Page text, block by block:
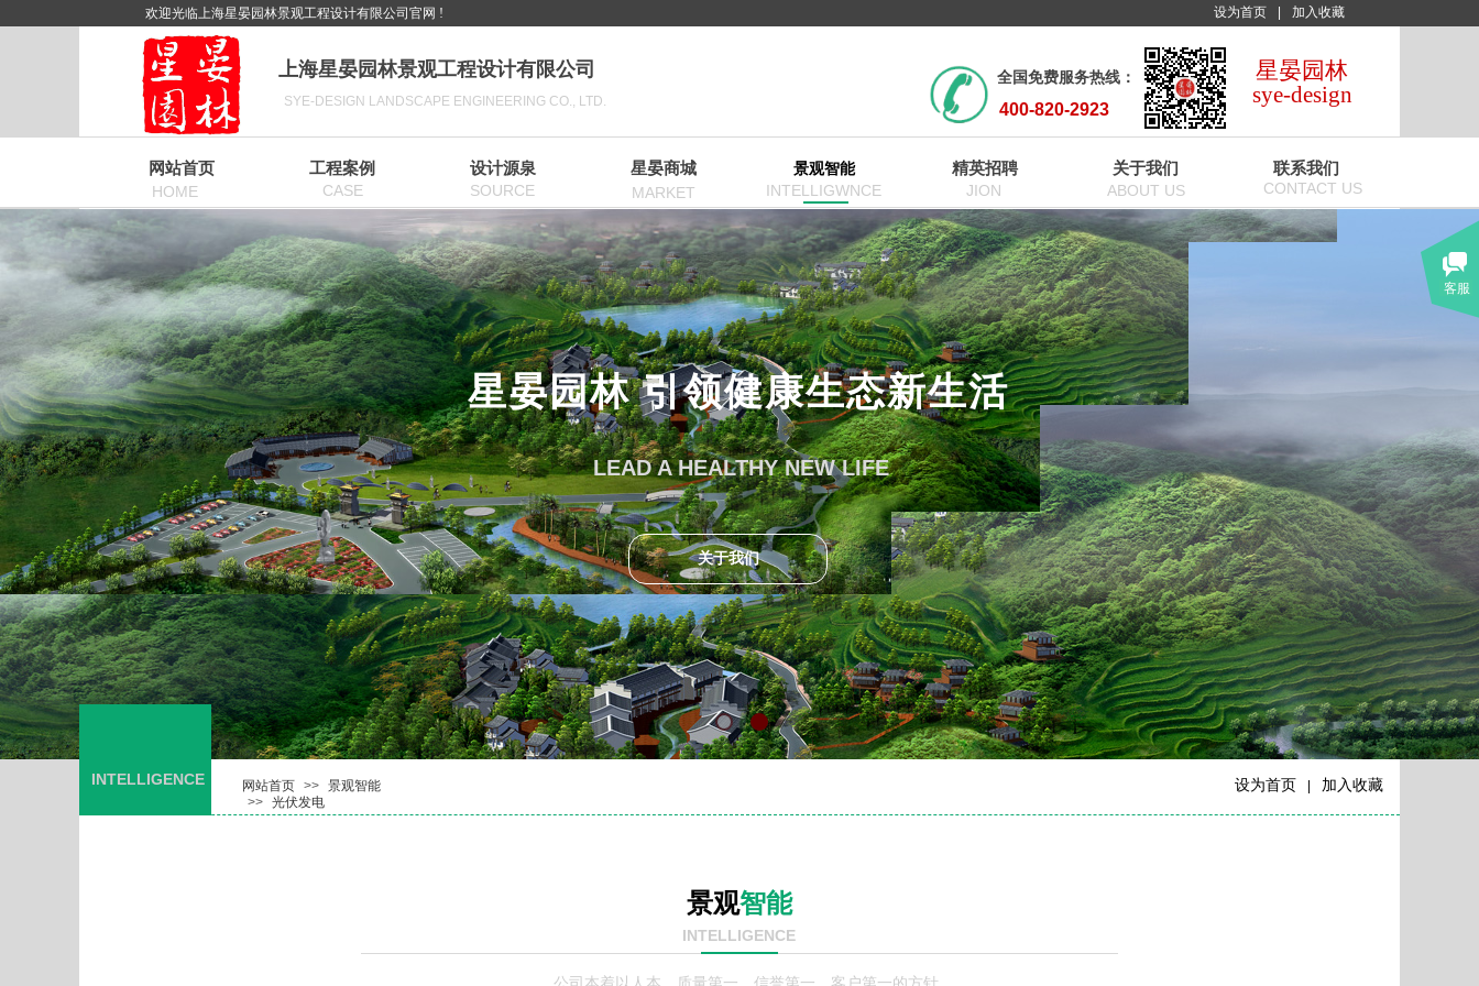
欢迎光临上海星晏园林景观工程设计有限公司官网 ! 设为首页 加入收藏
上海星晏园林景观工程设计有限公司
星晏园林
sye-design
全国免费服务热线：
SYE-DESIGN LANDSCAPE ENGINEERING CO., LTD. 400-820-2923
网站首页 工程案例 设计源泉 星晏商城 景观智能 精英招聘 关于我们
联系我们
HOME
CASE SOURCE MARKET INTELLIGWNCE JION ABOUT US CONTACT US
星晏园林 引领健康生态新生活
LEAD A HEALTHY NEW LIFE
关于我们
INTELLIGENCE 设为首页 加入收藏
网站首页 >> 景观智能
>> 光伏发电
景观智能
INTELLIGENCE
客服